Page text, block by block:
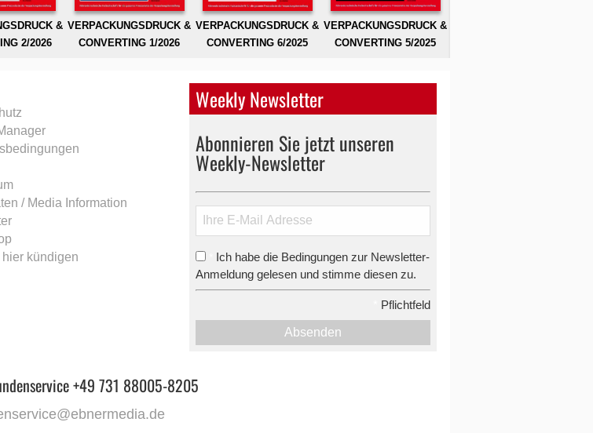
&
2/2026
VERPACKUNGSDRUCK &
CONVERTING 1/2026
VERPACKUNGSDRUCK &
CONVERTING 6/2025
VERPACKUNGSDRUCK &
CONVERTING 5/2025
/ Media Information
hier kündigen
Weekly Newsletter
Abonnieren Sie jetzt unseren
Weekly-Newsletter
Ich habe die Bedingungen zur Newsletter-
Anmeldung gelesen und stimme diesen zu.
Pflichtfeld
Absenden
+49 731 88005-8205